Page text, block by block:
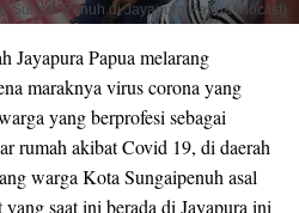
Sungai Penuh di Jayapura Papua (doc/ist)
Jayapura Papua melarang
maraknya virus corona yang
yang berprofesi sebagai
rumah akibat Covid 19, di daerah
warga Kota Sungaipenuh asal
saat ini berada di Jayapura ini